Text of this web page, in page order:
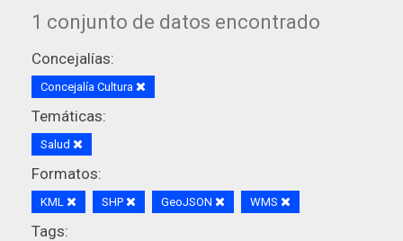
1 conjunto de datos encontrado
Concejalías:
Concejalía Cultura
Temáticas:
Salud
Formatos:
KML SHP GeoJSON WMS
Tags: